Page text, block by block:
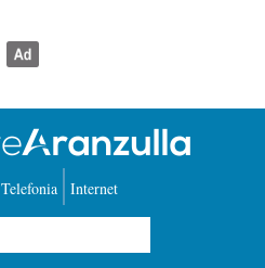
Telefonia Internet